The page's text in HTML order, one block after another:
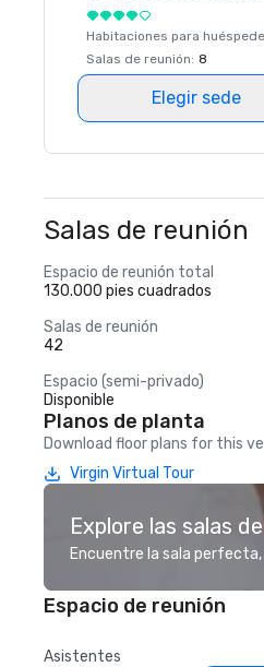
Habitaciones para
Salas de reunión: 8
Elegir sede
Salas de reunión
Espacio de reunión total
130.000 pies cuadrados
Salas de reunión
42
Espacio (semi-privado)
Disponible
Planos de planta
Download floor plans for this
Virgin Virtual Tour
Explore las salas
Encuentre la sala
Espacio de reunión
Asistentes